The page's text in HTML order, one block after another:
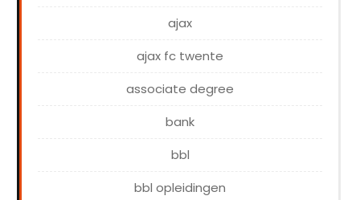
ajax
ajax fc twente
associate degree
bank
bbl
bbl opleidingen